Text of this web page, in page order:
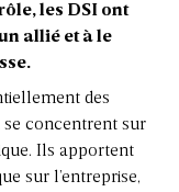
les DSI ont
allié et à le
des
se concentrent sur
Ils apportent
sur l’entreprise,